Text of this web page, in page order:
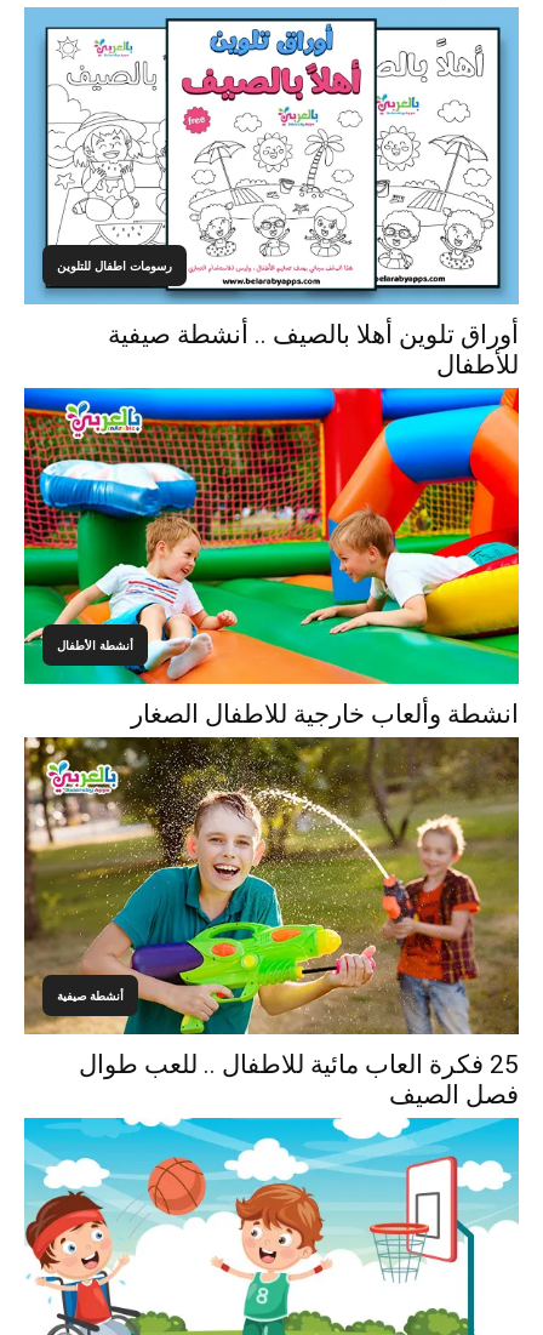
رسومات اطفال للتلوين
أوراق تلوين أهلا بالصيف .. أنشطة صيفية
للأطفال
أنشطة الأطفال
انشطة وألعاب خارجية للاطفال الصغار
أنشطة صيفية
25 فكرة العاب مائية للاطفال .. للعب طوال
فصل الصيف